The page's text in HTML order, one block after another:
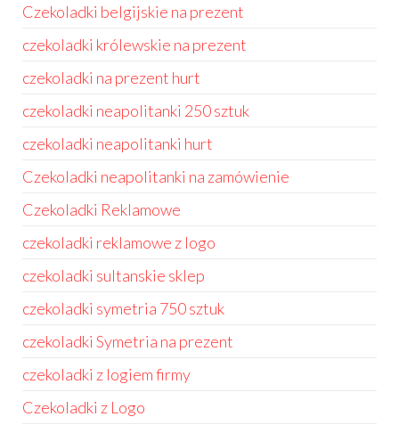
Czekoladki belgijskie na prezent
czekoladki królewskie na prezent
czekoladki na prezent hurt
czekoladki neapolitanki 250 sztuk
czekoladki neapolitanki hurt
Czekoladki neapolitanki na zamówienie
Czekoladki Reklamowe
czekoladki reklamowe z logo
czekoladki sultanskie sklep
czekoladki symetria 750 sztuk
czekoladki Symetria na prezent
czekoladki z logiem firmy
Czekoladki z Logo